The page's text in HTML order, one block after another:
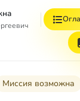
Миссия возможна